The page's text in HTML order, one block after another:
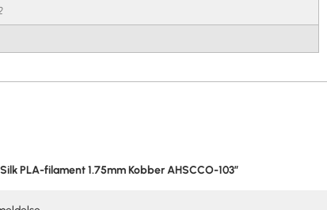
PLA-filament 1.75mm Kobber AHSCCO-103”